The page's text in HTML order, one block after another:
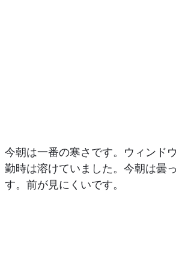
今朝は一番の寒さです。ウィンド
勤時は溶けていました。今朝は曇
す。前が見にくいです。